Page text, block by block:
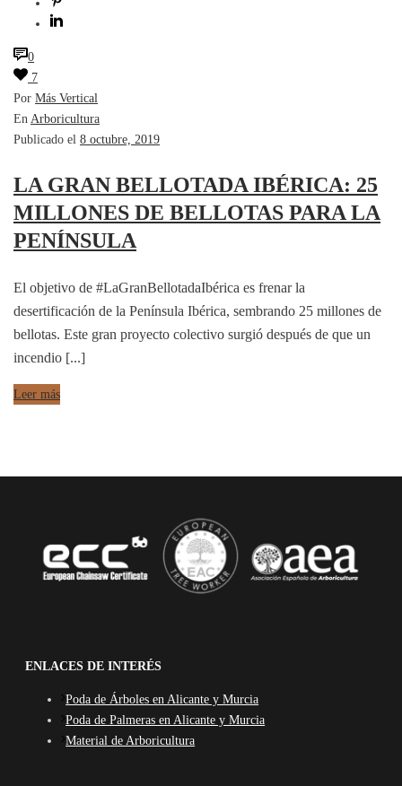
0
7
Por Más Vertical
En Arboricultura
Publicado el 8 octubre, 2019
LA GRAN BELLOTADA IBÉRICA: 25
MILLONES DE BELLOTAS PARA LA
PENÍNSULA
El objetivo de #LaGranBellotadaIbérica es frenar la
desertificación de la Península Ibérica, sembrando 25 millones de
bellotas. Este gran proyecto colectivo surgió después de que un
incendio [...]
Leer más
ENLACES DE INTERÉS
Poda de Árboles en Alicante y Murcia
Poda de Palmeras en Alicante y Murcia
Material de Arboricultura